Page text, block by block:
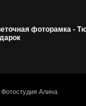
фоторамка -
Фотостудия Алина